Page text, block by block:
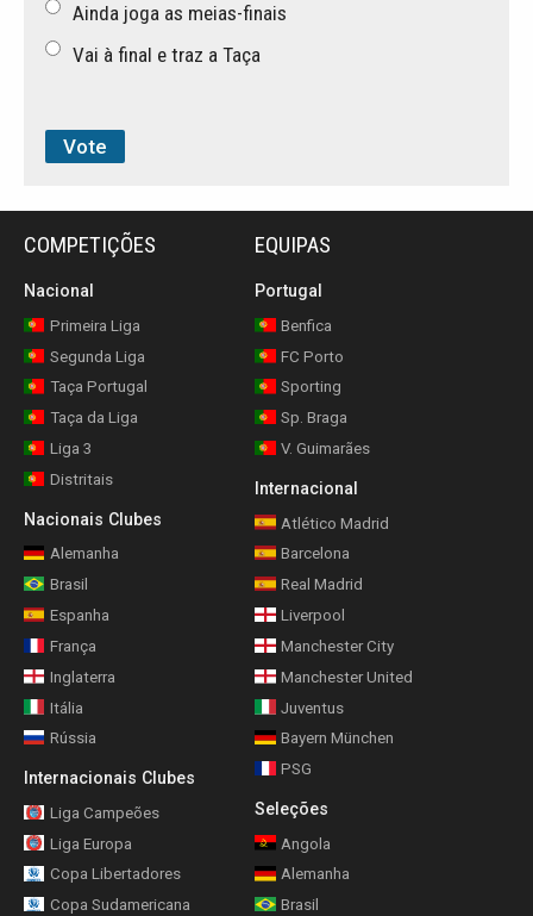
Ainda joga as meias-finais
Vai à final e traz a Taça
COMPETIÇÕES
Nacional
Primeira Liga
Segunda Liga
Taça Portugal
Taça da Liga
Liga 3
Distritais
Nacionais Clubes
Alemanha
Brasil
Espanha
França
Inglaterra
Itália
Rússia
Internacionais Clubes
Liga Campeões
Liga Europa
Copa Libertadores
Copa Sudamericana
EQUIPAS
Portugal
Benfica
FC Porto
Sporting
Sp. Braga
V. Guimarães
Internacional
Atlético Madrid
Barcelona
Real Madrid
Liverpool
Manchester City
Manchester United
Juventus
Bayern München
PSG
Seleções
Angola
Alemanha
Brasil